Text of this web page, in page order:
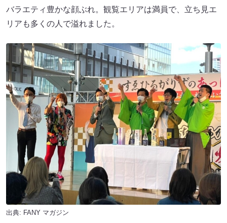
バラエティ豊かな顔ぶれ。観覧エリアは満員で、立ち見エ
リアも多くの人で溢れました。
出典: FANY マガジン